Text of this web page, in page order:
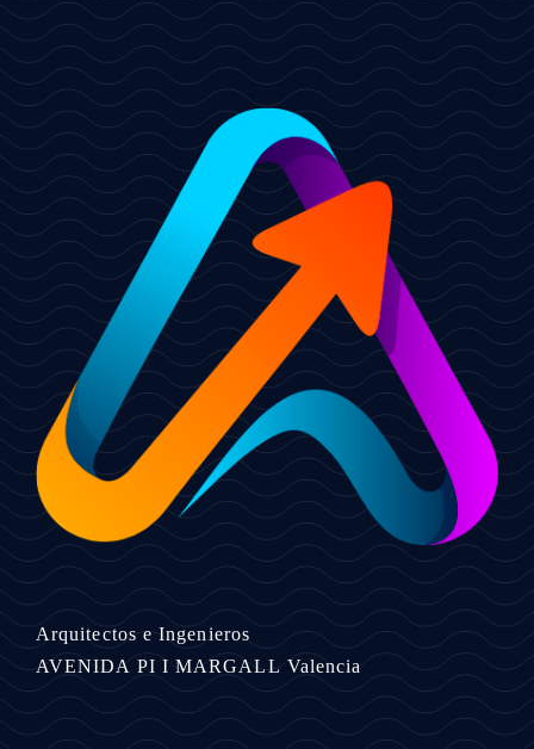
Arquitectos e Ingenieros
AVENIDA PI I MARGALL Valencia